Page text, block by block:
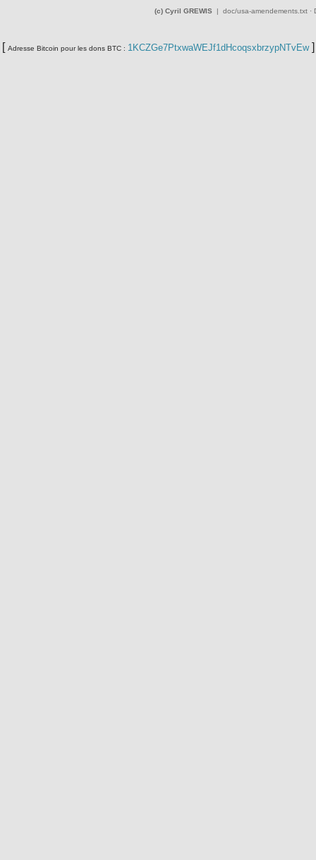
(c) Cyril GREWIS | doc/usa-amendements.txt ·
[ Adresse Bitcoin pour les dons BTC : 1KCZGe7PtxwaWEJf1dHcoqsxbrzypNTvEw ]